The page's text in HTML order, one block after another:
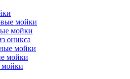
мойки
мойки
оникса
мойки
мойки